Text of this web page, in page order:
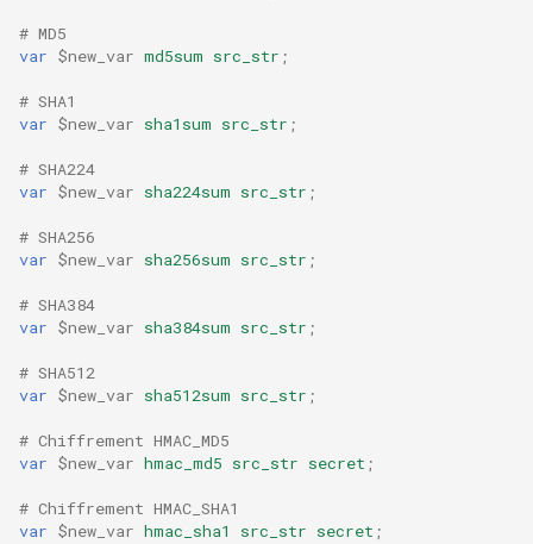
# MD5
var $new_var md5sum src_str ;
# SHA1
var $new_var sha1sum src_str ;
# SHA224
var $new_var sha224sum src_str ;
# SHA256
var $new_var sha256sum src_str ;
# SHA384
var $new_var sha384sum src_str ;
# SHA512
var $new_var sha512sum src_str ;
# Chiffrement HMAC_MD5
var $new_var hmac_md5 src_str secret ;
# Chiffrement HMAC_SHA1
var $new_var hmac_sha1 src_str secret ;